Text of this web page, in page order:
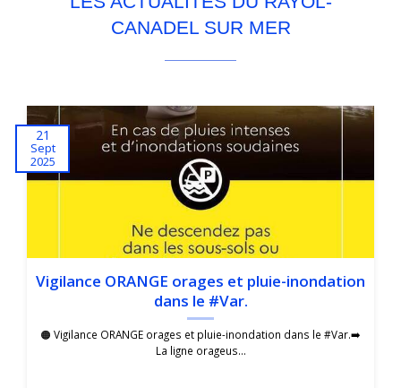
CANADEL SUR MER
21
Sept
2025
Vigilance ORANGE orages et pluie-inondation
dans le #Var.
🟠 Vigilance ORANGE orages et pluie-inondation dans le #Var.➡️
La ligne orageus...